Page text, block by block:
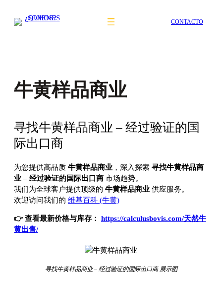
CONTACTO
牛黄样品商业
寻找牛黄样品商业 – 经过验证的国
际出口商
为您提供高品质 牛黄样品商业 ，深入探索 寻找牛黄样品商
业 – 经过验证的国际出口商 市场趋势。
我们为全球客户提供顶级的 牛黄样品商业 供应服务。
欢迎访问我们的 维基百科 (牛黄)
👉 查看最新价格与库存： https://calculusbovis.com/天然牛
黄出售/
寻找牛黄样品商业 – 经过验证的国际出口商 展示图